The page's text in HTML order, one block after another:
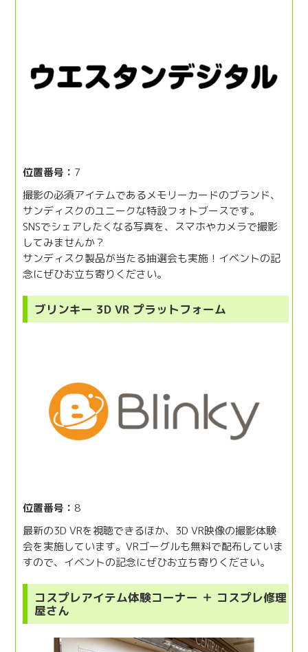
位置番号： 7
撮影の必須アイテムであるメモリーカードのブランド、
サンディスクのユニークな特設フォトブースです。
SNSでシェアしたくなる写真を、スマホやカメラで撮影
してみませんか？
サンディスク製品が当たる抽選会も実施！イベントの記
念にぜひお立ち寄りください。
ブリンキー 3D VR プラットフォーム
位置番号：8
最新の3D VRを視聴できるほか、3D VR映像の撮影体験
会を実施しています。VRゴーグルも無料で配布していま
すので、イベントの記念にぜひお立ち寄りください。
コスプレアイテム体験コーナー ＋ コスプレ修理
屋さん